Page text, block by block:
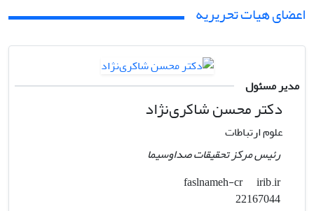
اعضای هیات تحریریه
مدیر مسئول
دکتر محسن شاکری‌نژاد
علوم ارتباطات
رئیس مرکز تحقیقات صداوسیما
faslnameh-cr
irib.ir